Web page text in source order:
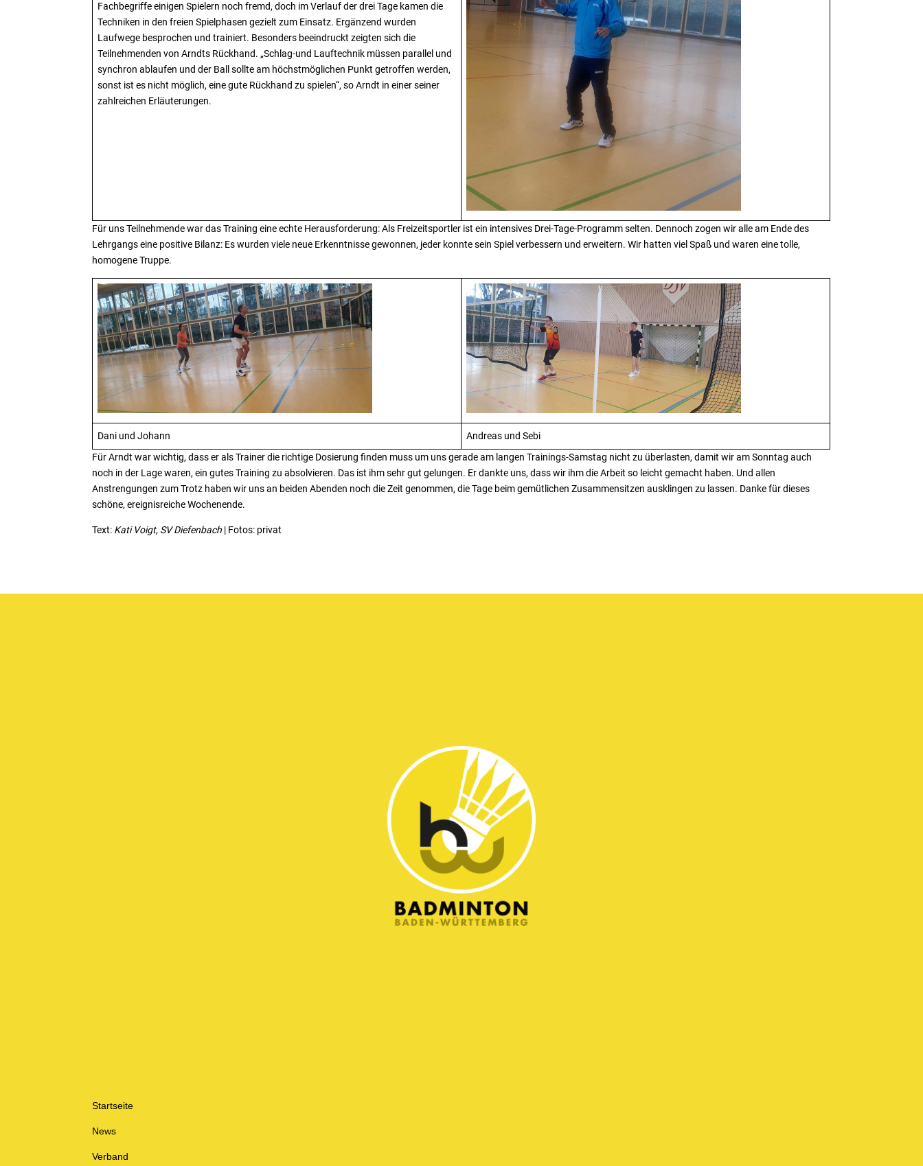
Fachbegriffe einigen Spielern noch fremd, doch im Verlauf der drei Tage kamen die
Techniken in den freien Spielphasen gezielt zum Einsatz. Ergänzend wurden
Laufwege besprochen und trainiert. Besonders beeindruckt zeigten sich die
Teilnehmenden von Arndts Rückhand. „Schlag-und Lauftechnik müssen parallel und
synchron ablaufen und der Ball sollte am höchstmöglichen Punkt getroffen werden,
sonst ist es nicht möglich, eine gute Rückhand zu spielen“, so Arndt in einer seiner
zahlreichen Erläuterungen.
Für uns Teilnehmende war das Training eine echte Herausforderung: Als Freizeitsportler ist ein intensives Drei-Tage-Programm selten. Dennoch zogen wir alle am Ende des
Lehrgangs eine positive Bilanz: Es wurden viele neue Erkenntnisse gewonnen, jeder konnte sein Spiel verbessern und erweitern. Wir hatten viel Spaß und waren eine tolle,
homogene Truppe.
Dani und Johann
Andreas und Sebi
Für Arndt war wichtig, dass er als Trainer die richtige Dosierung finden muss um uns gerade am langen Trainings-Samstag nicht zu überlasten, damit wir am Sonntag auch
noch in der Lage waren, ein gutes Training zu absolvieren. Das ist ihm sehr gut gelungen. Er dankte uns, dass wir ihm die Arbeit so leicht gemacht haben. Und allen
Anstrengungen zum Trotz haben wir uns an beiden Abenden noch die Zeit genommen, die Tage beim gemütlichen Zusammensitzen ausklingen zu lassen. Danke für dieses
schöne, ereignisreiche Wochenende.
Text: Kati Voigt, SV Diefenbach | Fotos: privat
Startseite
News
Verband